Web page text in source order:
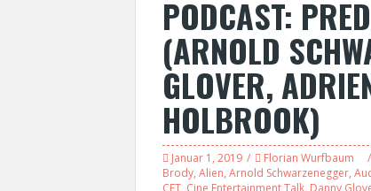
PODCAST:
(ARNOLD
GLOVER,
HOLBROOK)
Januar 1, 2019 Florian Wurfbaum
Brody, Alien, Arnold Schwarzenegger,
CET, Cine Entertainment Talk, Danny